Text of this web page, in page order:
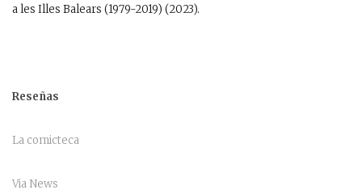
a les Illes Balears (1979-2019) (2023).
Reseñas
La comicteca
Via News